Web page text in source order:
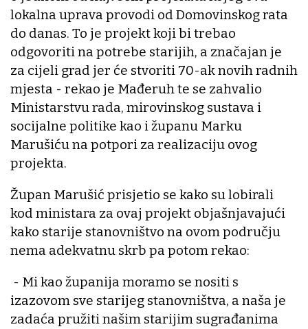
lokalna uprava provodi od Domovinskog rata
do danas. To je projekt koji bi trebao
odgovoriti na potrebe starijih, a značajan je
za cijeli grad jer će stvoriti 70-ak novih radnih
mjesta - rekao je Mađeruh te se zahvalio
Ministarstvu rada, mirovinskog sustava i
socijalne politike kao i županu Marku
Marušiću na potpori za realizaciju ovog
projekta.
Župan Marušić prisjetio se kako su lobirali
kod ministara za ovaj projekt objašnjavajući
kako starije stanovništvo na ovom području
nema adekvatnu skrb pa potom rekao:
- Mi kao županija moramo se nositi s
izazovom sve starijeg stanovništva, a naša je
zadaća pružiti našim starijim sugrađanima